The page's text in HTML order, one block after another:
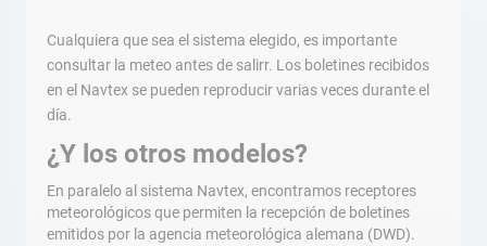
Cualquiera que sea el sistema elegido, es importante
consultar la meteo antes de salirr. Los boletines recibidos
en el Navtex se pueden reproducir varias veces durante el
día.
¿Y los otros modelos?
En paralelo al sistema Navtex, encontramos receptores
meteorológicos que permiten la recepción de boletines
emitidos por la agencia meteorológica alemana (DWD).